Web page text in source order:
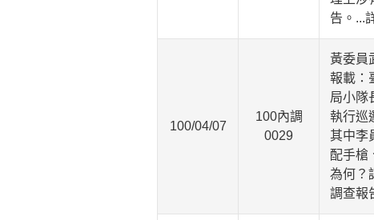
告。 ...
100/04/07
100內調
0029
黃委員
報載：
局小隊
執行巡
其中李
配手槍
為何？
調查報